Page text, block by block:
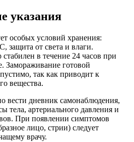
указания
особых условий хранения:
защита от света и влаги.
в течение 24 часов при
Замораживание готовой
так как приводит к
вещества.
вести дневник самонаблюдения,
тела, артериального давления и
При появлении симптомов
лицо, стрии) следует
врачу.